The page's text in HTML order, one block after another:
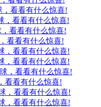
看看有什么惊喜!
，看看有什么惊喜!
看看有什么惊喜!
看看有什么惊喜!
，看看有什么惊喜!
，看看有什么惊喜!
，看看有什么惊喜!
看看有什么惊喜!
，看看有什么惊喜!
，看看有什么惊喜!